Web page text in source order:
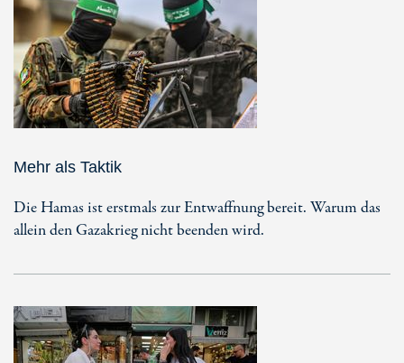
Mehr als Taktik
Die Hamas ist erstmals zur Entwaffnung bereit. Warum das
allein den Gazakrieg nicht beenden wird.